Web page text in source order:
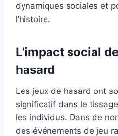
dynamiques sociales et
l’histoire.
L’impact social
hasard
Les jeux de hasard ont
significatif dans le
les individus. Dans de
des événements de jeu